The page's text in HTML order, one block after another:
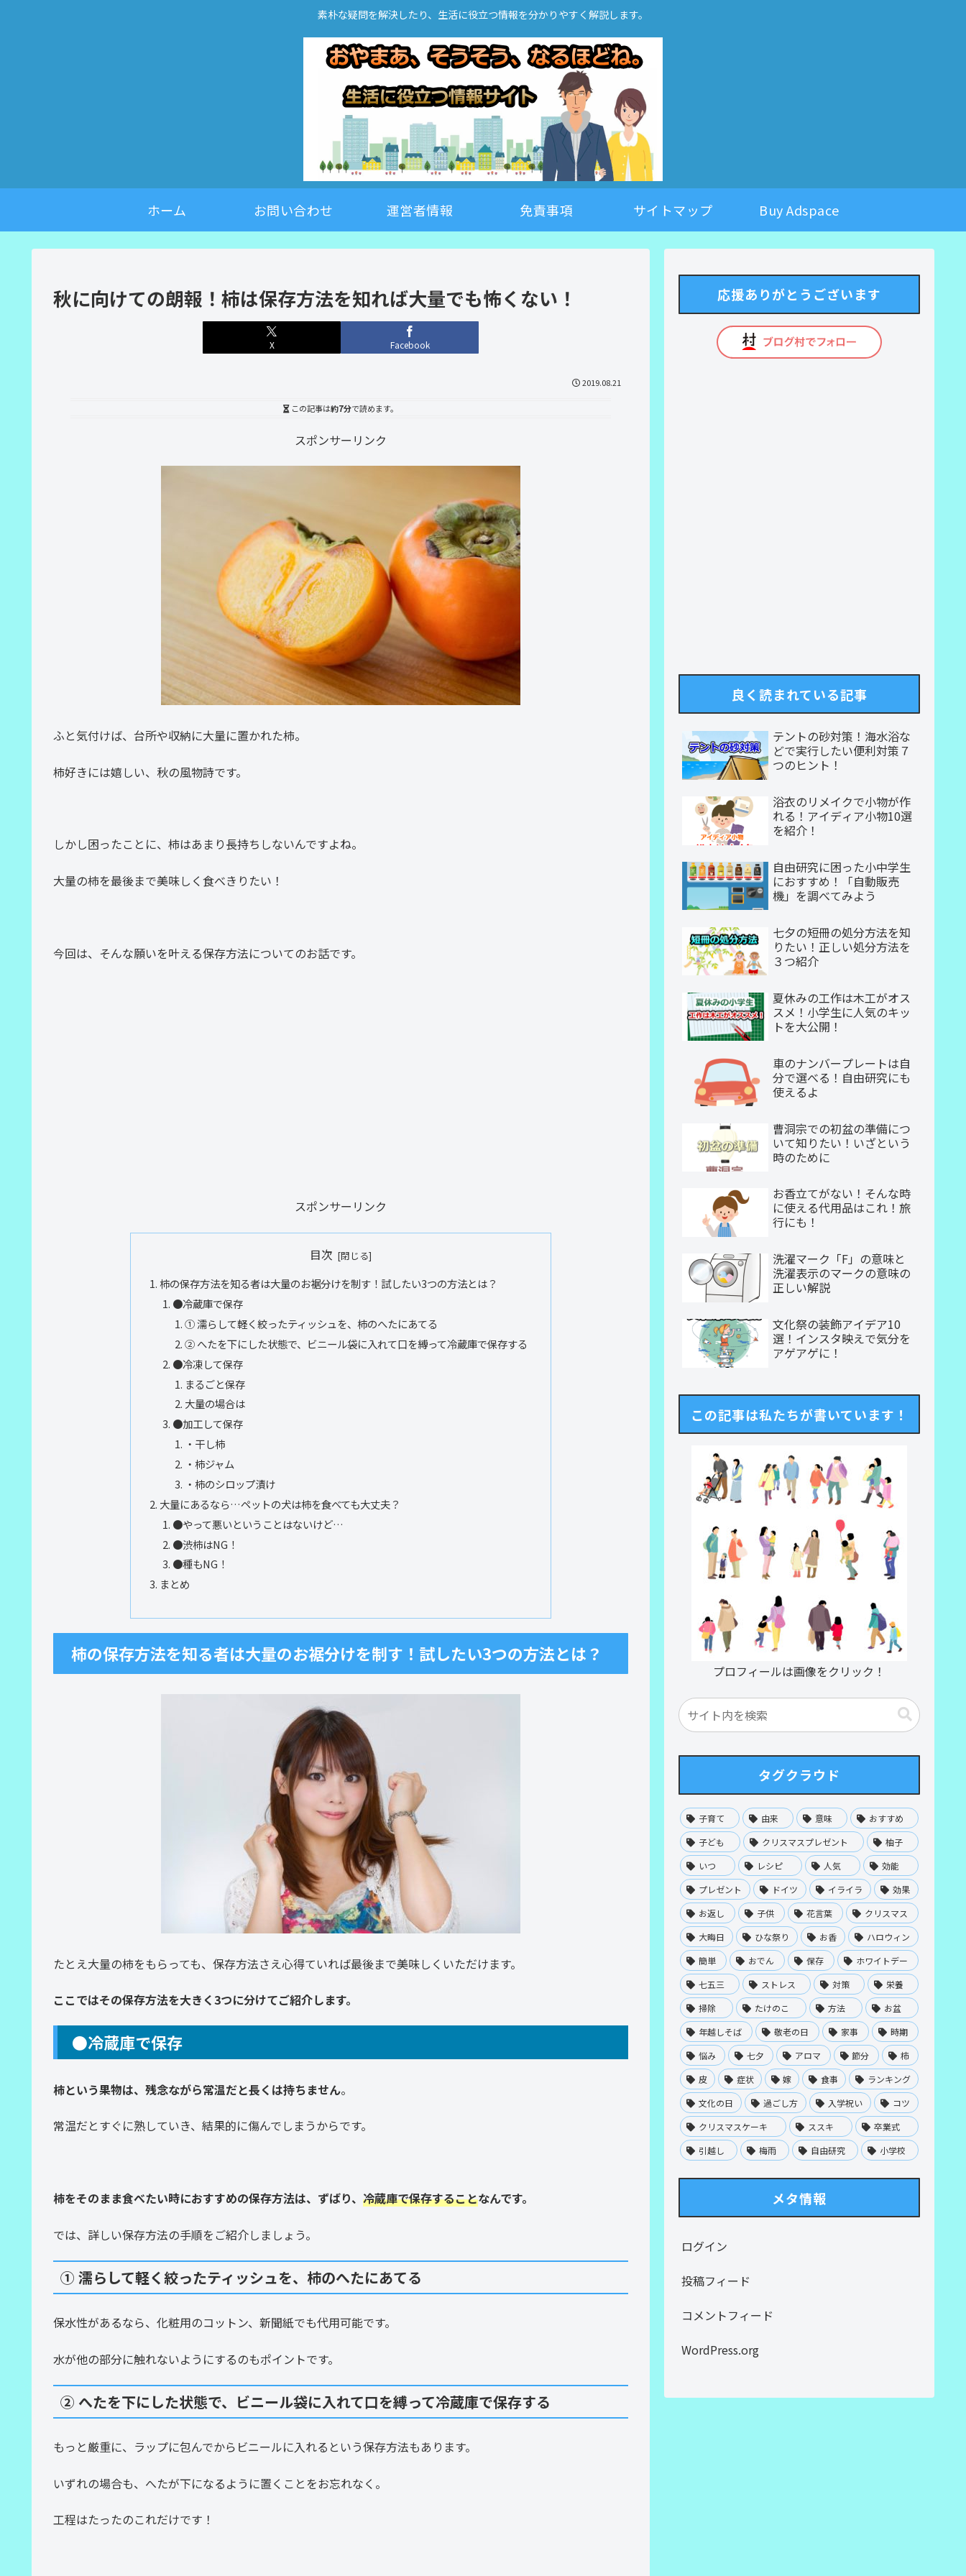
素朴な疑問を解決したり、生活に役立つ情報を分かりやすく解説します。
ホーム お問い合わせ 運営者情報 免責事項 サイトマップ Buy Adspace
秋に向けての朗報！柿は保存方法を知れば大量でも怖くない！
X Facebook
2019.08.21
この記事は約7分で読めます。
スポンサーリンク
ふと気付けば、台所や収納に大量に置かれた柿。
柿好きには嬉しい、秋の風物詩です。
しかし困ったことに、柿はあまり長持ちしないんですよね。
大量の柿を最後まで美味しく食べきりたい！
今回は、そんな願いを叶える保存方法についてのお話です。
スポンサーリンク
目次
柿の保存方法を知る者は大量のお裾分けを制す！試したい3つの方法とは？
●冷蔵庫で保存
① 濡らして軽く絞ったティッシュを、柿のへたにあてる
② へたを下にした状態で、ビニール袋に入れて口を縛って冷蔵庫で保存する
●冷凍して保存
まるごと保存
大量の場合は
●加工して保存
・干し柿
・柿ジャム
・柿のシロップ漬け
大量にあるなら…ペットの犬は柿を食べても大丈夫？
●やって悪いということはないけど…
●渋柿はNG！
●種もNG！
まとめ
柿の保存方法を知る者は大量のお裾分けを制す！試したい3つの方法とは？
たとえ大量の柿をもらっても、保存方法さえ心得ていれば最後まで美味しくいただけます。
ここではその保存方法を大きく3つに分けてご紹介します。
●冷蔵庫で保存
柿という果物は、残念ながら常温だと長くは持ちません。
常温だとすぐに熟していき、結果的に傷んでしまうからです。
柿をそのまま食べたい時におすすめの保存方法は、ずばり、 冷蔵庫で保存することなんです。
では、詳しい保存方法の手順をご紹介しましょう。
① 濡らして軽く絞ったティッシュを、柿のへたにあてる
保水性があるなら、化粧用のコットン、新聞紙でも代用可能です。
水が他の部分に触れないようにするのもポイントです。
② へたを下にした状態で、ビニール袋に入れて口を縛って冷蔵庫で保存する
もっと厳重に、ラップに包んでからビニールに入れるという保存方法もあります。
いずれの場合も、へたが下になるように置くことをお忘れなく。
工程はたったのこれだけです！
応援ありがとうございます
良く読まれている記事
テントの砂対策！海水浴な
どで実行したい便利対策７
つのヒント！
浴衣のリメイクで小物が作
れる！アイディア小物10選
を紹介！
自由研究に困った小中学生
におすすめ！「自動販売
機」を調べてみよう
七夕の短冊の処分方法を知
りたい！正しい処分方法を
３つ紹介
夏休みの工作は木工がオス
スメ！小学生に人気のキッ
トを大公開！
車のナンバープレートは自
分で選べる！自由研究にも
使えるよ
曹洞宗での初盆の準備につ
いて知りたい！いざという
時のために
お香立てがない！そんな時
に使える代用品はこれ！旅
行にも！
洗濯マーク「F」の意味と
洗濯表示のマークの意味の
正しい解説
文化祭の装飾アイデア10
選！インスタ映えで気分を
アゲアゲに！
この記事は私たちが書いています！
プロフィールは画像をクリック！
タグクラウド
子育て 由来 意味
おすすめ
子ども
クリスマスプレゼント
柚子
いつ
レシピ 人気
効能
プレゼント
ドイツ イライラ
効果
お返し
子供 花言葉
クリスマス
大晦日
ひな祭り お香
ハロウィン
簡単
おでん 保存
ホワイトデー
七五三
ストレス 対策
栄養
掃除
たけのこ 方法
お盆
年越しそば
敬老の日 家事
時期
悩み
七夕 アロマ 節分
柿
皮
症状 嫁 食事
ランキング
文化の日
過ごし方 入学祝い
コツ
クリスマスケーキ
ススキ
卒業式
引越し
梅雨 自由研究 小学校
メタ情報
ログイン
投稿フィード
コメントフィード
WordPress.org